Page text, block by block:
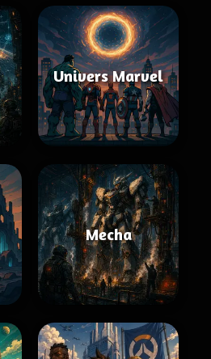
Univers Marvel
Mecha